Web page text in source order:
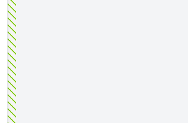
してた件について